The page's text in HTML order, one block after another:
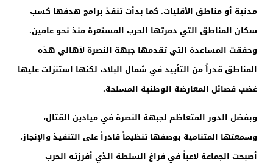
مدنية أو مناطق الأقليات. كما بدأت تنفذ برامج هدفها كسب
سكان المناطق التي دمرتها الحرب المستعرة منذ نحو عامين.
وحققت المساعدة التي تقدمها جبهة النصرة لأهالي هذه
المناطق قدراً من التأييد في شمال البلاد، لكنها استنزلت عليها
غضب فصائل المعارضة الوطنية المسلحة.
وبفضل الدور المتعاظم لجبهة النصرة في ميادين القتال،
وسمعتها المتنامية بوصفها تنظيماً قادراً على التنفيذ والإنجاز،
أصبحت الجماعة لاعباً في فراغ السلطة الذي أفرزته الحرب